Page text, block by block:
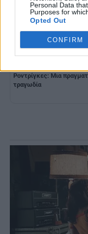
Personal Data
Purposes for
Opted Out
CONFIRM
Ροντρίγκες: Μια
τραγωδία